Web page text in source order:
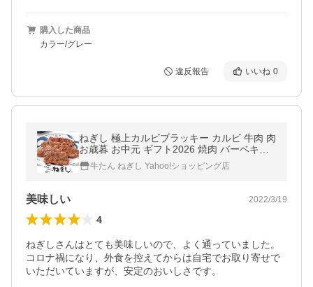
購入した商品
カラー/グレー
違反報告 いいね 0
ねぎし 極上カルビブラッキー カルビ 牛肉 肉
お歳暮 お中元 ギフト2026 焼肉 バーベキュ
ー ご褒美 熟成肉 お年賀 父の日 母の日 お取
り寄せグルメ 希少部位
牛たん ねぎし Yahoo!ショッピング店
美味しい 2022/3/19
4
ねぎしさんはとても美味しいので、よく通っていました。
コロナ禍になり、外食を控えてからは自宅でお取り寄せで
いただいていますが、安定のおいしさです。